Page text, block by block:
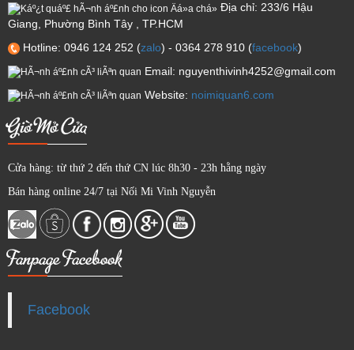
Địa chỉ: 233/6 Hậu
Giang, Phường Bình Tây , TP.HCM
Hotline: 0946 124 252 (zalo) - 0364 278 910 (facebook)
Email: nguyenthivinh4252@gmail.com
Website: noimiquan6.com
Giờ Mở Cửa
Cửa hàng: từ thứ 2 đến thứ CN lúc 8h30 - 23h hằng ngày
Bán hàng online 24/7 tại Nối Mi Vinh Nguyễn
Fanpage Facebook
Facebook